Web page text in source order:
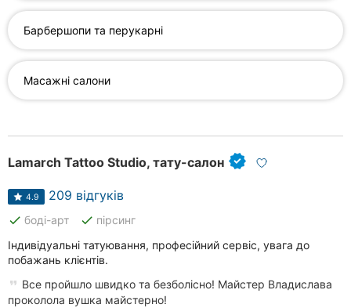
Житомир
Вінниця
Тернопіль
Кропивницький
Київ
Харків
Барбершопи та перукарні
Масажні салони
Lamarch Tattoo Studio, тату-салон
4.9 209 відгуків
done боді-арт done пірсинг
Індивідуальні татуювання, професійний сервіс, увага до
побажань клієнтів.
Все пройшло швидко та безболісно! Майстер Владислава
проколола вушка майстерно!